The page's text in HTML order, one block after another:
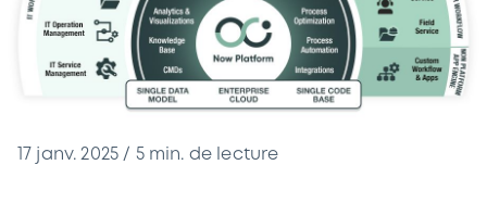
17 janv. 2025 / 5 min. de lecture